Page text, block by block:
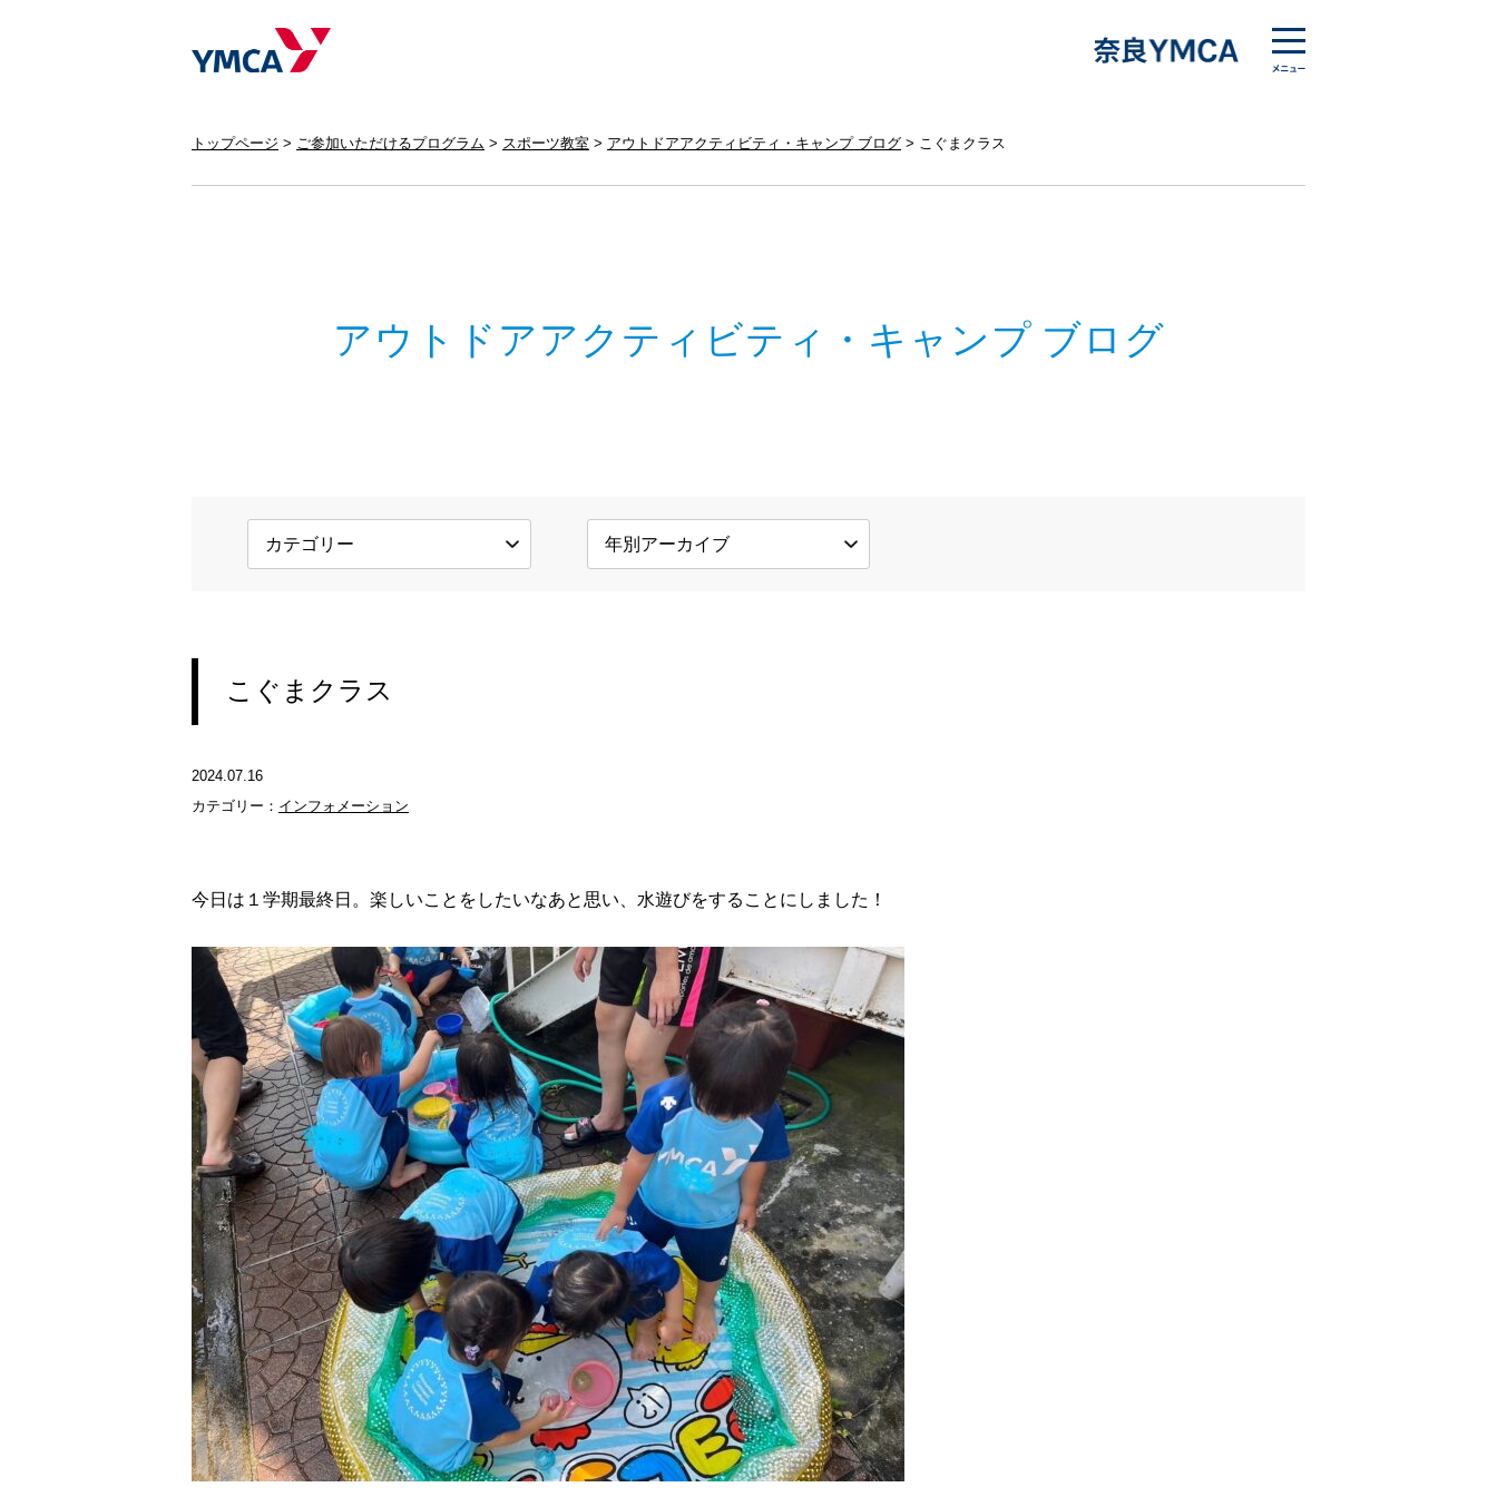
トップページ ご参加いただけるプログラム スポーツ教室 アウトドアアクティビティ・キャンプ ブログ こぐまクラス
アウトドアアクティビティ・キャンプ ブログ
こぐまクラス
2024.07.16
カテゴリー： インフォメーション
今日は１学期最終日。楽しいことをしたいなあと思い、水遊びをすることにしました！